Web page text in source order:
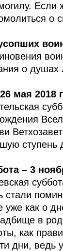
Если
о
о
мая 2018
ступень
– 3
стали
уже как о
в
как
дни,